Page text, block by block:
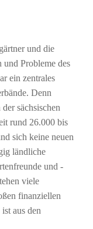
und die
und Probleme des
ein zentrales
Denn
sächsischen
rund 26.000 bis
sich keine neuen
ländliche
und -
viele
finanziellen
aus den